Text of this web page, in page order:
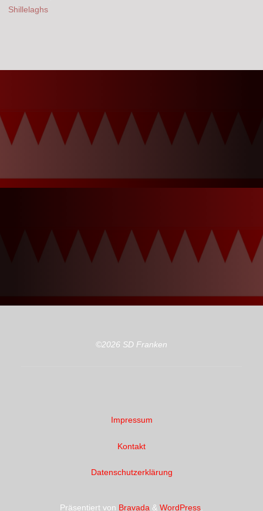
Shillelaghs
©2026 SD Franken
Impressum
Kontakt
Datenschutzerklärung
Präsentiert von Bravada & WordPress